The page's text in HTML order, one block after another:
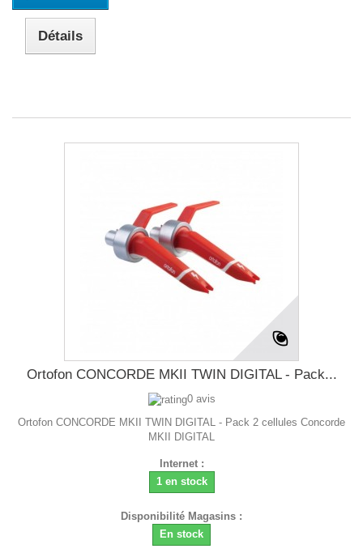
Détails
Ortofon CONCORDE MKII TWIN DIGITAL - Pack...
0 avis
Ortofon CONCORDE MKII TWIN DIGITAL - Pack 2 cellules Concorde
MKII DIGITAL
Internet :
1 en stock
Disponibilité Magasins :
En stock